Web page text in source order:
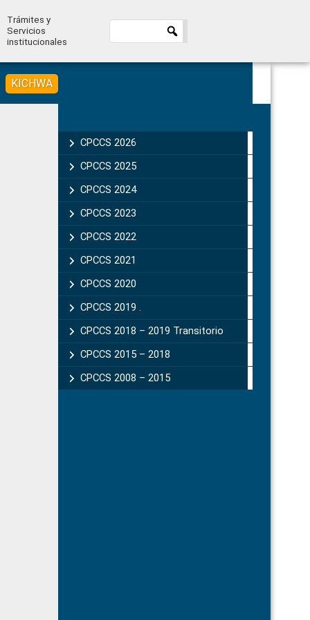
Trámites y
Servicios
institucionales
KICHWA
Sidebar
CPCCS 2026
CPCCS 2025
CPCCS 2024
CPCCS 2023
CPCCS 2022
CPCCS 2021
CPCCS 2020
CPCCS 2019 .
CPCCS 2018 – 2019 Transitorio
CPCCS 2015 – 2018
CPCCS 2008 – 2015